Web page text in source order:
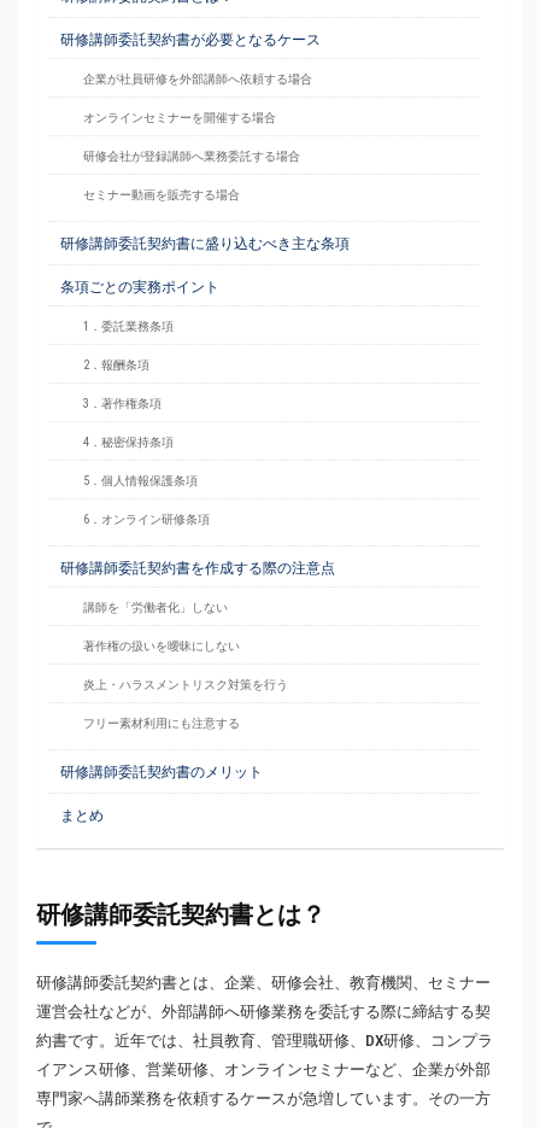
研修講師委託契約書が必要となるケース
企業が社員研修を外部講師へ依頼する場合
オンラインセミナーを開催する場合
研修会社が登録講師へ業務委託する場合
セミナー動画を販売する場合
研修講師委託契約書に盛り込むべき主な条項
条項ごとの実務ポイント
1．委託業務条項
2．報酬条項
3．著作権条項
4．秘密保持条項
5．個人情報保護条項
6．オンライン研修条項
研修講師委託契約書を作成する際の注意点
講師を「労働者化」しない
著作権の扱いを曖昧にしない
炎上・ハラスメントリスク対策を行う
フリー素材利用にも注意する
研修講師委託契約書のメリット
まとめ
研修講師委託契約書とは？
研修講師委託契約書とは、企業、研修会社、教育機関、セミナー
運営会社などが、外部講師へ研修業務を委託する際に締結する契
約書です。近年では、社員教育、管理職研修、DX研修、コンプラ
イアンス研修、営業研修、オンラインセミナーなど、企業が外部
専門家へ講師業務を依頼するケースが急増しています。その一方